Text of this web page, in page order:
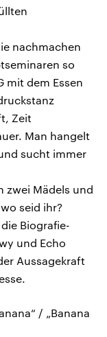
nachmachen
so
mit dem Essen
Zeit
Man hangelt
sucht immer
zwei Mädels und
seid ihr?
Biografie-
und Echo
Aussagekraft
/ „Banana